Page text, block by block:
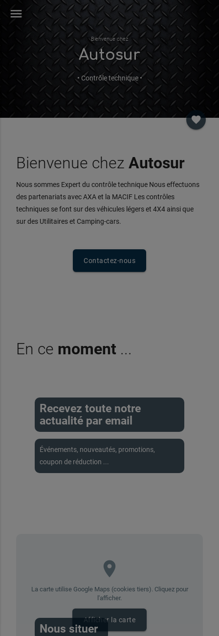
menu
Bienvenue chez
Autosur
• Contrôle technique •
favorite
Bienvenue chez Autosur
Nous sommes Expert du contrôle technique Nous effectuons
des partenariats avec AXA et la MACIF Les contrôles
techniques se font sur des véhicules légers et 4X4 ainsi que
sur des Utilitaires et Camping-cars.
Contactez-nous
En ce moment ...
Recevez toute notre
actualité par email
Événements, nouveautés, promotions,
coupon de réduction ...
place
La carte utilise Google Maps (cookies tiers). Cliquez pour
l'afficher.
Afficher la carte
Nous situer